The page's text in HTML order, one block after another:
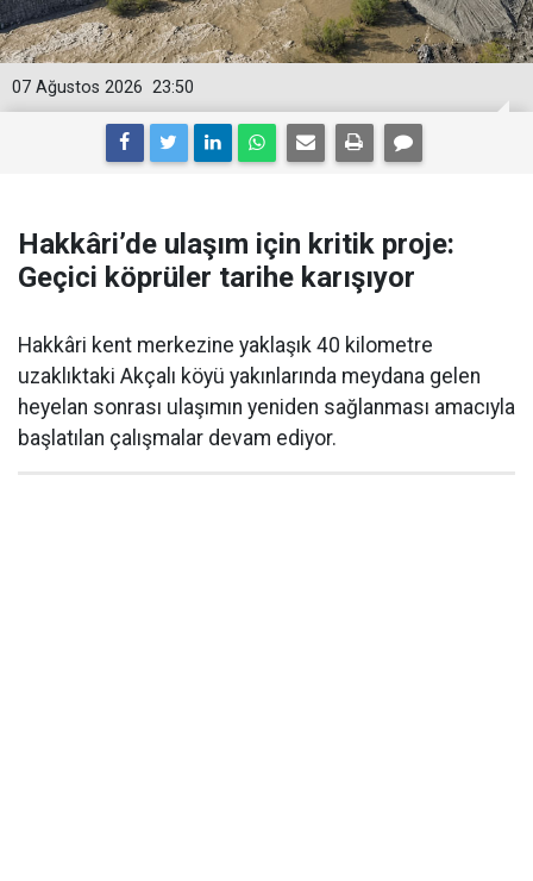
23:50
07 Ağustos 2026
Hakkâri’de ulaşım için kritik proje:
Geçici köprüler tarihe karışıyor
Hakkâri kent merkezine yaklaşık 40 kilometre
uzaklıktaki Akçalı köyü yakınlarında meydana gelen
heyelan sonrası ulaşımın yeniden sağlanması amacıyla
başlatılan çalışmalar devam ediyor.